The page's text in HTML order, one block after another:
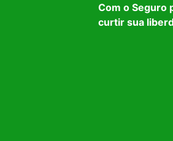
Com o Seguro
curtir sua